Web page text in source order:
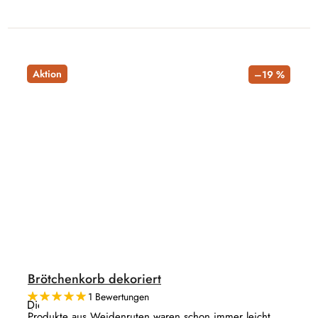
Aktion –19 %
Brötchenkorb dekoriert
Die 1 Bewertungen